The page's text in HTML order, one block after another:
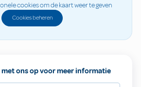
cookies om de kaart weer te geven
Cookies beheren
ons op voor meer informatie